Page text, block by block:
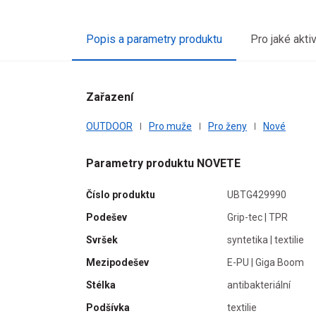
Popis a parametry produktu Pro jaké
Zařazení
OUTDOOR Pro muže Pro ženy Nové
Parametry produktu NOVETE
Číslo produktu
UBTG429990
Podešev
Grip-tec | TPR
Svršek
syntetika | textilie
Mezipodešev
E-PU | Giga Boom
Stélka
antibakteriální
Podšívka
textilie